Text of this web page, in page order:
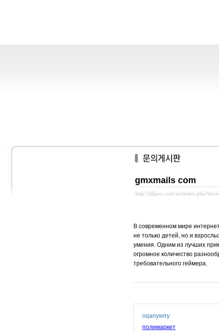
gmxmails com
http://jdlpnc.com/xe/
В современном мире
не только детей, но и
умения. Одним из лучших
огромное количество
требовательного геймера.
oqanywiry
полимаркет